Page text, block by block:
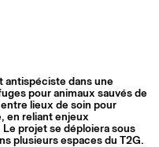
antispéciste dans une
pour animaux sauvés de
entre lieux de soin pour
en reliant enjeux
projet se déploiera sous
plusieurs espaces du T2G.